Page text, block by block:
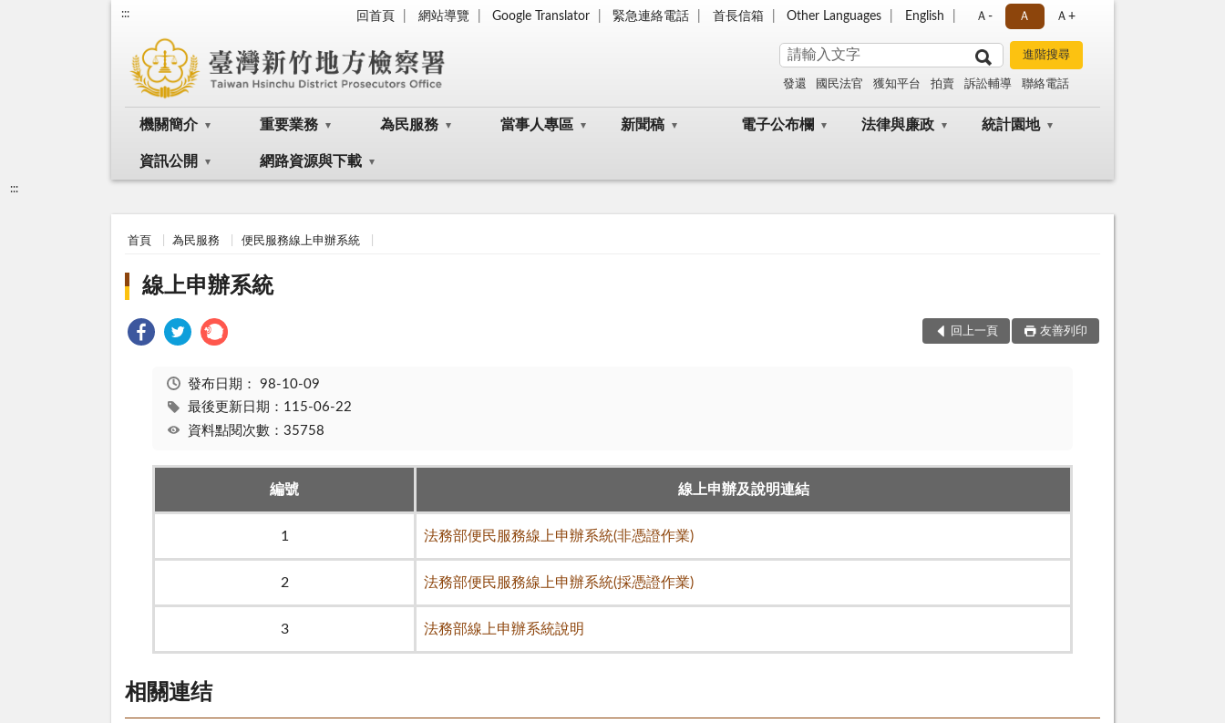
::: 回首頁 網站導覽 Google Translator 緊急連絡電話 首長信箱 Other Languages English Ａ- Ａ Ａ+
發還 國民法官 獲知平台 拍賣 訴訟輔導 聯絡電話
機關簡介 重要業務 為民服務 當事人專區 新聞稿 電子公布欄 法律與廉政 統計園地
資訊公開 網路資源與下載
:::
首頁 為民服務 便民服務線上申辦系統
線上申辦系統
回上一頁 友善列印
發布日期： 98-10-09
最後更新日期：115-06-22
資料點閱次數：35758
編號 線上申辦及說明連結
1 法務部便民服務線上申辦系統(非憑證作業)
2 法務部便民服務線上申辦系統(採憑證作業)
3 法務部線上申辦系統說明
相關連结